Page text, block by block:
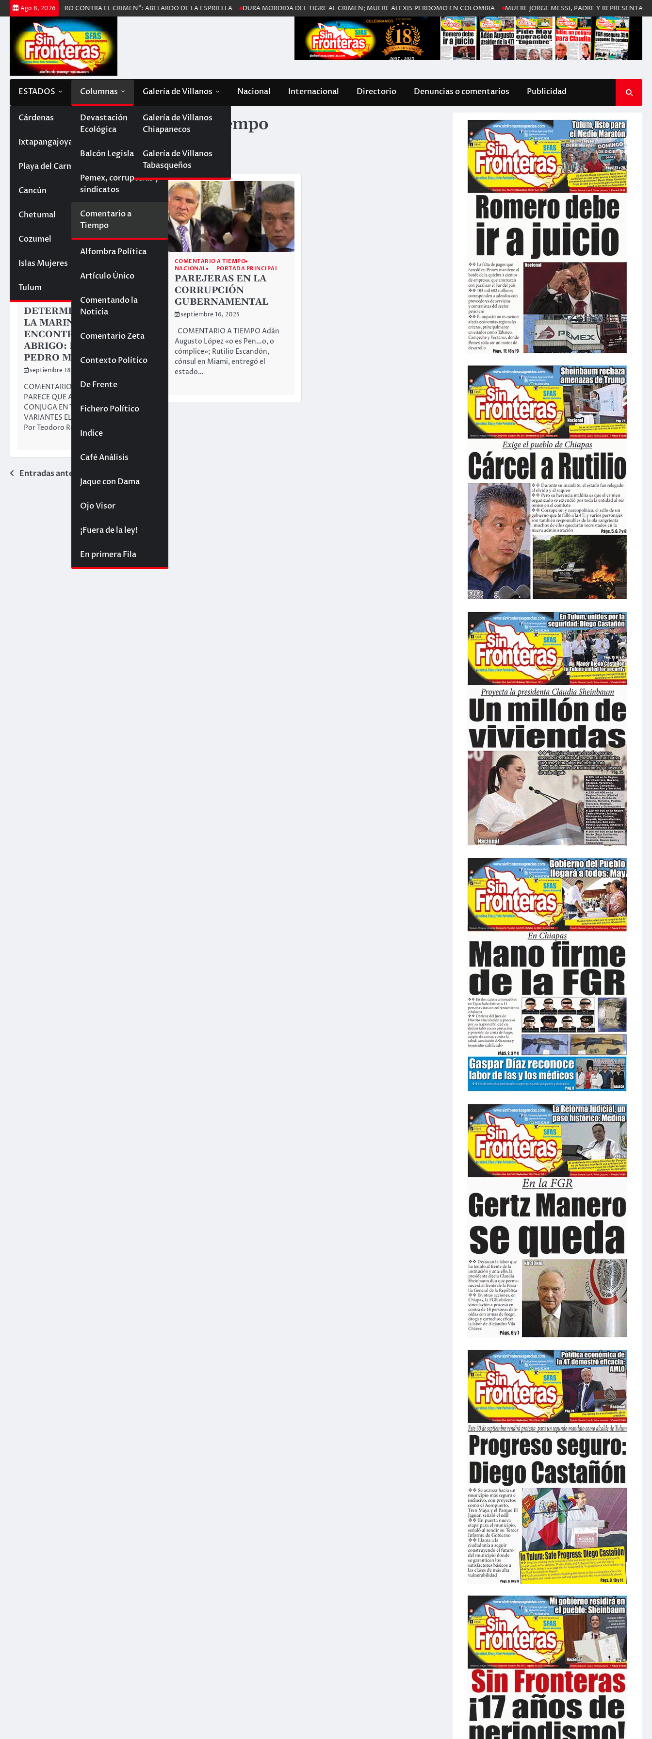
Saltar
al
contenido
Ago 8, 2026
CERTERO CONTRA EL CRIMEN”: ABELARDO DE LA ESPRIELLA DURA MORDIDA DEL TIGRE AL CRIMEN; MUERE ALEXIS PERDOMO EN COLOMBIA MUERE JORGE MESSI, PADRE Y REPRESENTANTE DE
ESTADOS
Tabasco
Cárdenas
Paraíso
Villahermosa
Chiapas
Ixtapangajoya
La Trinitaria
Reforma
Quintana Roo
Playa del Carmen
Cancún
Chetumal
Cozumel
Islas Mujeres
Tulum
Campeche
Veracruz
Yucatán
Columnas
Devastación
Ecológica
Balcón Legislativo
Pemex, corruptelas y
sindicatos
Comentario a
Tiempo
Alfombra Política
Artículo Único
Comentando la
Noticia
Comentario Zeta
Contexto Político
De Frente
Fichero Político
Indice
Café Análisis
Jaque con Dama
Ojo Visor
¡Fuera de la ley!
En primera Fila
Galería de Villanos
Galería de Villanos
Chiapanecos
Galería de Villanos
Tabasqueños
Nacional Internacional Directorio Denuncias o comentarios Publicidad
Categoría:Comentario a Tiempo
Por: Teodoro Rentería Arróyave
PORTADA PRINCIPAL
EL MAL TUVO UN FIN
DETERMINANTE. EN
LA MARINA NO
ENCONTRÓ LUGAR NI
ABRIGO: RAYMUNDO
PEDRO MORALES
septiembre 18, 2025
COMENTARIO A TIEMPO TAL
PARECE QUE AHORA SÍ SE
CONJUGA EN TODAS SUS
VARIANTES EL VERBO CASTIGAR
Por Teodoro Rentería…
COMENTARIO A TIEMPO
NACIONAL
PORTADA PRINCIPAL
PAREJERAS EN LA
CORRUPCIÓN
GUBERNAMENTAL
septiembre 16, 2025
COMENTARIO A TIEMPO Adán
Augusto López «o es Pen…o, o
cómplice»; Rutilio Escandón,
cónsul en Miami, entregó el
estado…
Navegación
Entradas anteriores